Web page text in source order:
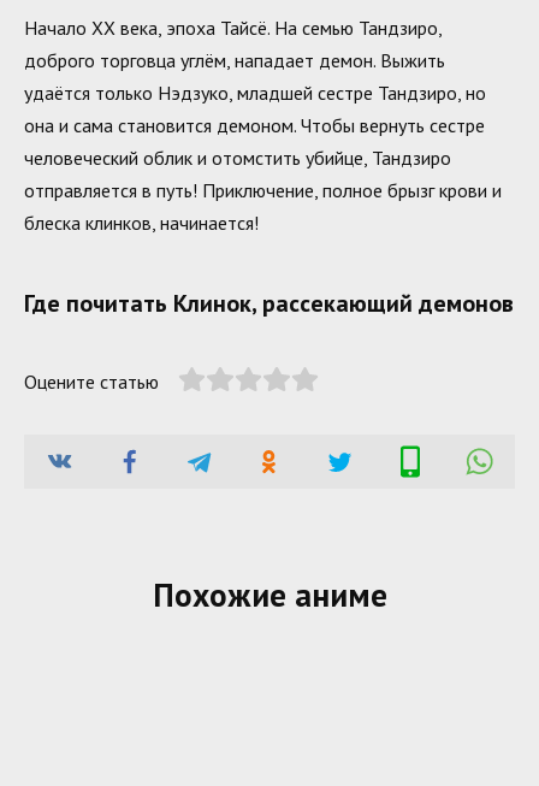
Начало XX века, эпоха Тайсё. На семью Тандзиро,
доброго торговца углём, нападает демон. Выжить
удаётся только Нэдзуко, младшей сестре Тандзиро, но
она и сама становится демоном. Чтобы вернуть сестре
человеческий облик и отомстить убийце, Тандзиро
отправляется в путь! Приключение, полное брызг крови и
блеска клинков, начинается!
Где почитать Клинок, рассекающий демонов
Оцените статью
Похожие аниме